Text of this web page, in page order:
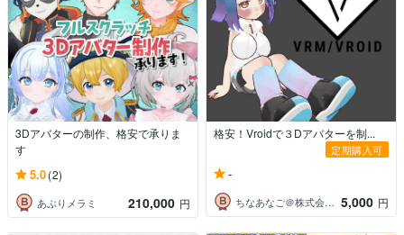
3Dアバターの制作、格安で承りま
す
5.0(2)
あぶりメラミ 210,000 円
格安！Vroidで３Dアバターを制...
定期購入可
-
ちなあなご＠株式会社Talerium 5,000 円